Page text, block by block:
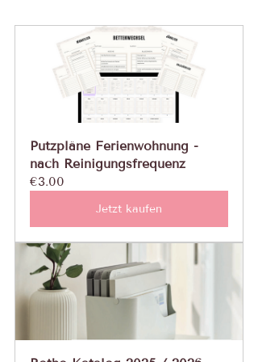
Putzpläne Ferienwohnung -
nach Reinigungsfrequenz
€3.00
Jetzt kaufen